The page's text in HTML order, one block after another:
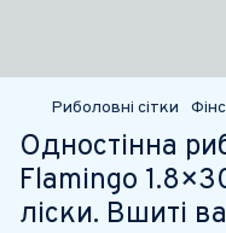
Риболовні сітки
Одностінна
Flamingo
ліски. Вшиті